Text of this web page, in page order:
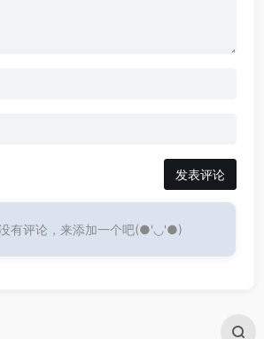
发表评论
有评论，来添加一个吧(●'◡'●)